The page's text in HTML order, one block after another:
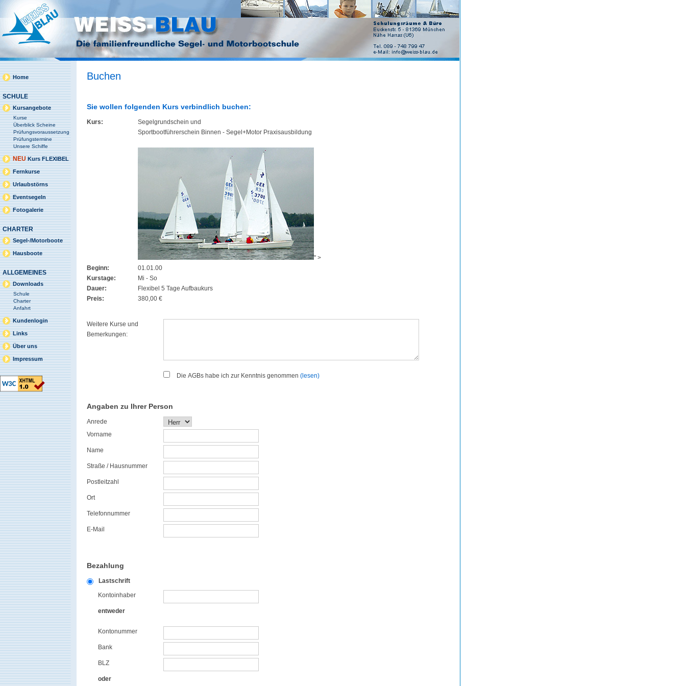
Home
SCHULE
Kursangebote
Kurse
Überblick Scheine
Prüfungsvoraussetzung
Prüfungstermine
Unsere Schiffe
NEUKurs FLEXIBEL
Fernkurse
Urlaubstörns
Eventsegeln
Fotogalerie
CHARTER
Segel-/Motorboote
Hausboote
ALLGEMEINES
Downloads
Schule
Charter
Anfahrt
Kundenlogin
Links
Über uns
Impressum
Buchen
Sie wollen folgenden Kurs verbindlich buchen:
Kurs:
Segelgrundschein und
Sportbootführerschein Binnen - Segel+Motor Praxisausbildung
" >
Beginn:
01.01.00
Kurstage:
Mi - So
Dauer:
Flexibel 5 Tage Aufbaukurs
Preis:
380,00 €
Weitere Kurse und
Bemerkungen:
Die AGBs habe ich zur Kenntnis genommen (lesen)
Angaben zu Ihrer Person
Anrede
Vorname
Name
Straße / Hausnummer
Postleitzahl
Ort
Telefonnummer
E-Mail
Bezahlung
Lastschrift
Kontoinhaber
entweder
Kontonummer
Bank
BLZ
oder